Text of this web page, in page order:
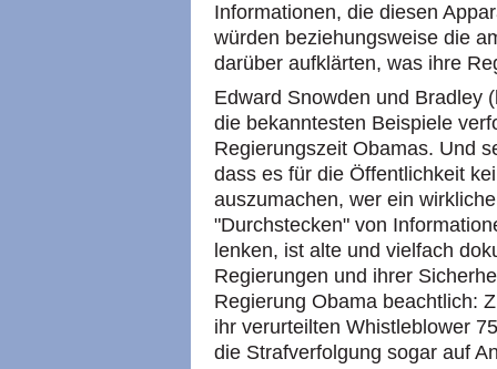
Informationen, die diesen
würden beziehungsweise die
darüber aufklärten, was ihre
Edward Snowden und Bradley
die bekanntesten Beispiele
Regierungszeit Obamas. Und
dass es für die Öffentlichkeit
auszumachen, wer ein
"Durchstecken" von
lenken, ist alte und vielfach
Regierungen und ihrer
Regierung Obama beachtlich:
ihr verurteilten Whistleblower
die Strafverfolgung sogar auf